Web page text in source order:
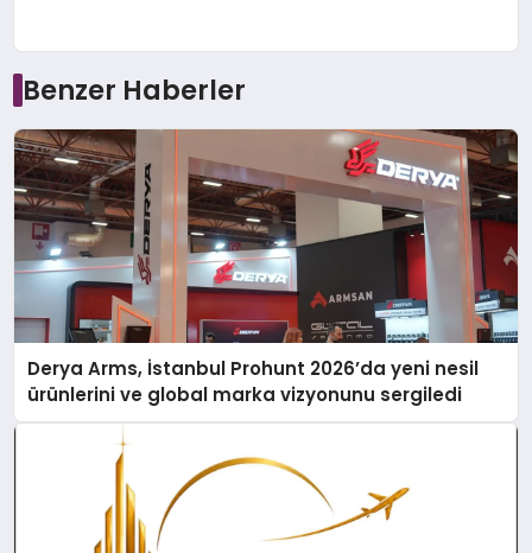
Benzer Haberler
Derya Arms, İstanbul Prohunt 2026’da yeni nesil
ürünlerini ve global marka vizyonunu sergiledi